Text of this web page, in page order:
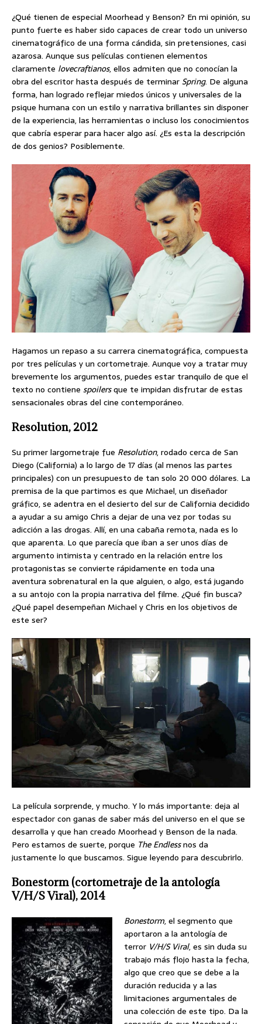
¿Qué tienen de especial Moorhead y Benson? En mi opinión, su
punto fuerte es haber sido capaces de crear todo un universo
cinematográfico de una forma cándida, sin pretensiones, casi
azarosa. Aunque sus películas contienen elementos
claramente lovecraftianos, ellos admiten que no conocían la
obra del escritor hasta después de terminarSpring. De alguna
forma, han logrado reflejar miedos únicos y universales de la
psique humana con un estilo y narrativa brillantes sin disponer
de la experiencia, las herramientas o incluso los conocimientos
que cabría esperar para hacer algo así. ¿Es esta la descripción
de dos genios? Posiblemente.
Hagamos un repaso a su carrera cinematográfica, compuesta
por tres películas y un cortometraje. Aunque voy a tratar muy
brevemente los argumentos, puedes estar tranquilo de que el
texto no contiene spoilersque te impidan disfrutar de estas
sensacionales obras del cine contemporáneo.
Resolution, 2012
Su primer largometraje fue Resolution, rodado cerca de San
Diego (California) a lo largo de 17 días (al menos las partes
principales) con un presupuesto de tan solo 20 000 dólares. La
premisa de la que partimos es que Michael, un diseñador
gráfico, se adentra en el desierto del sur de California decidido
a ayudar a su amigo Chris a dejar de una vez por todas su
adicción a las drogas. Allí, en una cabaña remota, nada es lo
que aparenta. Lo que parecía que iban a ser unos días de
argumento intimista y centrado en la relación entre los
protagonistas se convierte rápidamente en toda una
aventura sobrenatural en la que alguien, o algo, está jugando
a su antojo con la propia narrativa del filme. ¿Qué fin busca?
¿Qué papel desempeñan Michael y Chris en los objetivos de
este ser?
La película sorprende, y mucho. Y lo más importante: deja al
espectador con ganas de saber más del universo en el que se
desarrolla y que han creado Moorhead y Benson de la nada.
Pero estamos de suerte, porque The Endlessnos da
justamente lo que buscamos. Sigue leyendo para descubrirlo.
Bonestorm (cortometraje de la antología
V/H/S Viral), 2014
Bonestorm, el segmento que
aportaron a la antología de
terror V/H/S Viral, es sin duda su
trabajo más flojo hasta la fecha,
algo que creo que se debe a la
duración reducida y a las
limitaciones argumentales de
una colección de este tipo. Da la